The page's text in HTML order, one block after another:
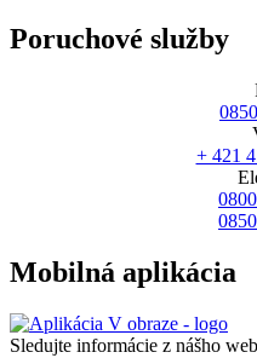
Poruchové služby
+ 421
Mobilná aplikácia
Sledujte informácie z nášho